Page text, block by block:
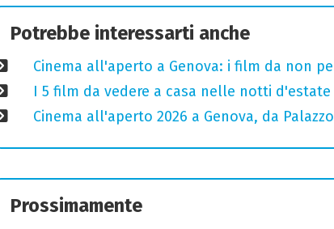
Potrebbe interessarti anche
Cinema all'aperto a Genova: i film da non
I 5 film da vedere a casa nelle notti
Cinema all'aperto 2026 a Genova, da
Prossimamente